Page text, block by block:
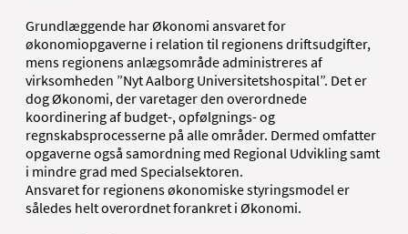
Grundlæggende har Økonomi ansvaret for
økonomiopgaverne i relation til regionens driftsudgifter,
mens regionens anlægsområde administreres af
virksomheden ”Nyt Aalborg Universitetshospital”. Det er
dog Økonomi, der varetager den overordnede
koordinering af budget-, opfølgnings- og
regnskabsprocesserne på alle områder. Dermed omfatter
opgaverne også samordning med Regional Udvikling samt
i mindre grad med Specialsektoren.
Ansvaret for regionens økonomiske styringsmodel er
således helt overordnet forankret i Økonomi.